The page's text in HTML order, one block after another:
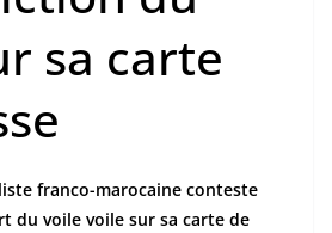
sa carte
franco-marocaine conteste
du voile voile sur sa carte de